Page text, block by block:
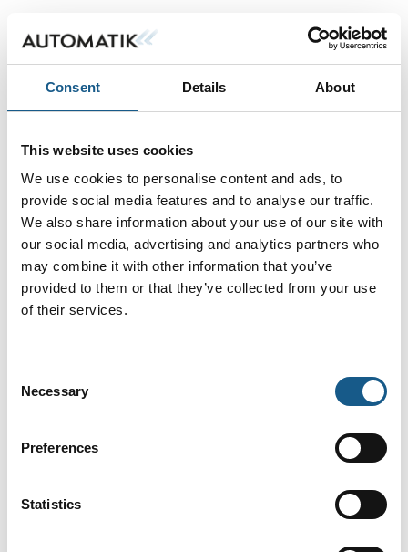
Consent Details About
This website uses cookies
We use cookies to personalise content and ads, to
provide social media features and to analyse our traffic.
We also share information about your use of our site with
our social media, advertising and analytics partners who
may combine it with other information that you’ve
provided to them or that they’ve collected from your use
of their services.
Selection
Necessary
Preferences
Statistics